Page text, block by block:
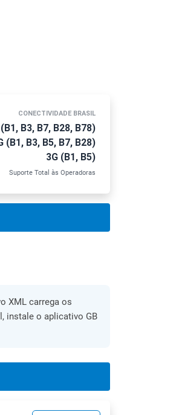
CONECTIVIDADE BRASIL
B3, B7, B28, B78)
(B1, B3, B5, B7, B28)
3G (B1, B5)
Suporte Total às Operadoras
XML carrega os
instale o aplicativo GB